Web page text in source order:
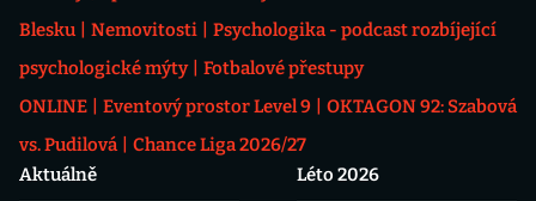
Blesku
Nemovitosti
Psychologika - podcast rozbíjející
psychologické mýty
Fotbalové přestupy
ONLINE
Eventový prostor Level 9
OKTAGON 92: Szabová
vs. Pudilová
Chance Liga 2026/27
Aktuálně
Léto 2026